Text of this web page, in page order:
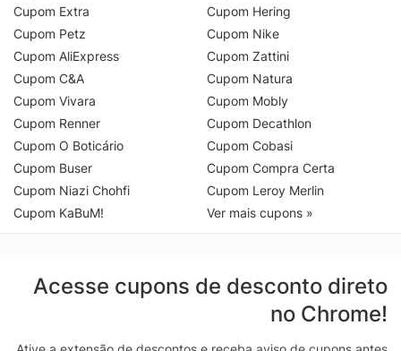
Cupom Extra
Cupom Petz
Cupom AliExpress
Cupom C&A
Cupom Vivara
Cupom Renner
Cupom O Boticário
Cupom Buser
Cupom Niazi Chohfi
Cupom KaBuM!
Cupom Hering
Cupom Nike
Cupom Zattini
Cupom Natura
Cupom Mobly
Cupom Decathlon
Cupom Cobasi
Cupom Compra Certa
Cupom Leroy Merlin
Ver mais cupons »
Acesse cupons de desconto direto
no Chrome!